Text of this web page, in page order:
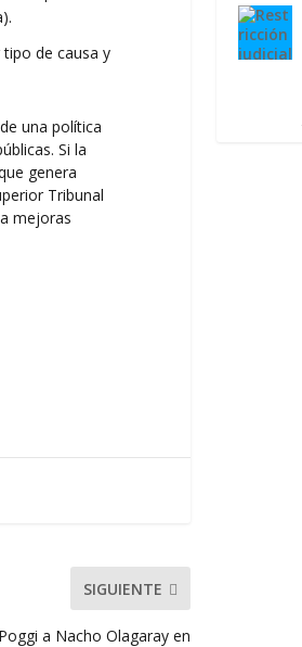
de causa y
una política
Si la
genera
Tribunal
mejoras
SIGUIENTE
a Nacho Olagaray en